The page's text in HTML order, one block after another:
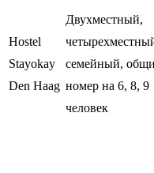
Hostel
Stayokay
Den Haag
Двухместный,
семейный,
номер на 6, 8, 9
человек